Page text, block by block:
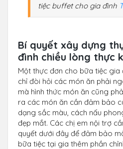
tiệc buffet cho gia đình
Bí quyết xây dựng
đình chiều lòng thực
Một thực đơn cho bữa tiệc gia
chỉ đòi hỏi các món ăn phải
mà hình thức món ăn cũng
ra các món ăn cần đảm bảo
dạng sắc màu, cách nấu
đẹp mắt. Các chị em nội trợ
quyết dưới đây để đảm bảo
bữa tiệc tại gia thêm phần